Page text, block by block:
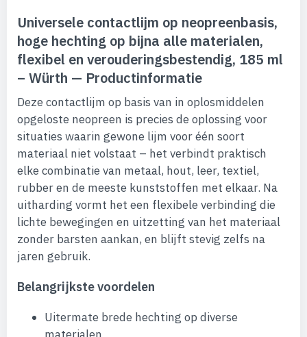
Universele contactlijm op neopreenbasis,
hoge hechting op bijna alle materialen,
flexibel en verouderingsbestendig, 185 ml
– Würth — Productinformatie
Deze contactlijm op basis van in oplosmiddelen
opgeloste neopreen is precies de oplossing voor
situaties waarin gewone lijm voor één soort
materiaal niet volstaat – het verbindt praktisch
elke combinatie van metaal, hout, leer, textiel,
rubber en de meeste kunststoffen met elkaar. Na
uitharding vormt het een flexibele verbinding die
lichte bewegingen en uitzetting van het materiaal
zonder barsten aankan, en blijft stevig zelfs na
jaren gebruik.
Belangrijkste voordelen
Uitermate brede hechting op diverse